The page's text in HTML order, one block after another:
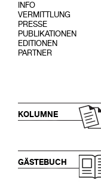
INFO
VERMITTLUNG
PRESSE
PUBLIKATIONEN
EDITIONEN
PARTNER
KOLUMNE
GÄSTEBUCH